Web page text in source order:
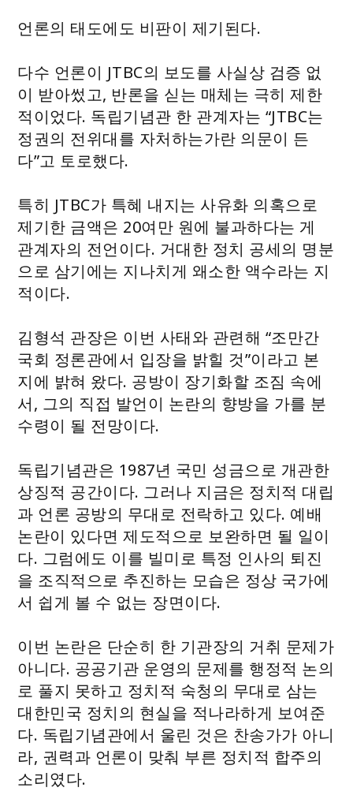
언론의 태도에도 비판이 제기된다.
다수 언론이 JTBC의 보도를 사실상 검증 없
이 받아썼고, 반론을 싣는 매체는 극히 제한
적이었다. 독립기념관 한 관계자는 “JTBC는
정권의 전위대를 자처하는가란 의문이 든
다”고 토로했다.
특히 JTBC가 특혜 내지는 사유화 의혹으로
제기한 금액은 20여만 원에 불과하다는 게
관계자의 전언이다. 거대한 정치 공세의 명분
으로 삼기에는 지나치게 왜소한 액수라는 지
적이다.
김형석 관장은 이번 사태와 관련해 “조만간
국회 정론관에서 입장을 밝힐 것”이라고 본
지에 밝혀 왔다. 공방이 장기화할 조짐 속에
서, 그의 직접 발언이 논란의 향방을 가를 분
수령이 될 전망이다.
독립기념관은 1987년 국민 성금으로 개관한
상징적 공간이다. 그러나 지금은 정치적 대립
과 언론 공방의 무대로 전락하고 있다. 예배
논란이 있다면 제도적으로 보완하면 될 일이
다. 그럼에도 이를 빌미로 특정 인사의 퇴진
을 조직적으로 추진하는 모습은 정상 국가에
서 쉽게 볼 수 없는 장면이다.
이번 논란은 단순히 한 기관장의 거취 문제가
아니다. 공공기관 운영의 문제를 행정적 논의
로 풀지 못하고 정치적 숙청의 무대로 삼는
대한민국 정치의 현실을 적나라하게 보여준
다. 독립기념관에서 울린 것은 찬송가가 아니
라, 권력과 언론이 맞춰 부른 정치적 합주의
소리였다.